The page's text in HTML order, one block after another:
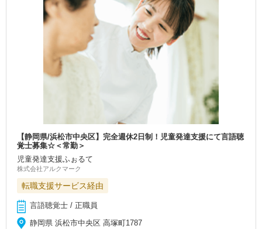
【静岡県/浜松市中央区】完全週休2日制！児童発達支援にて言語聴
覚士募集☆＜常勤＞
児童発達支援ふぉるて
株式会社アルクマーク
転職支援サービス経由
言語聴覚士 / 正職員
静岡県 浜松市中央区 高塚町1787